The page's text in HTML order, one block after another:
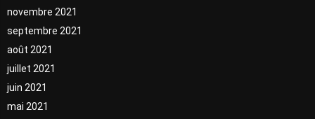
novembre 2021
septembre 2021
août 2021
juillet 2021
juin 2021
mai 2021